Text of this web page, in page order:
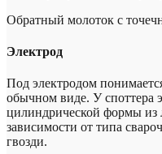
Обратный молоток с
Электрод
Под электродом
обычном виде. У споттера
цилиндрической формы из
зависимости от типа
гвозди.